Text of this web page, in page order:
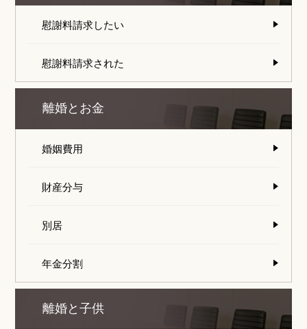
慰謝料請求したい
慰謝料請求された
離婚とお金
婚姻費用
財産分与
別居
年金分割
離婚と子供